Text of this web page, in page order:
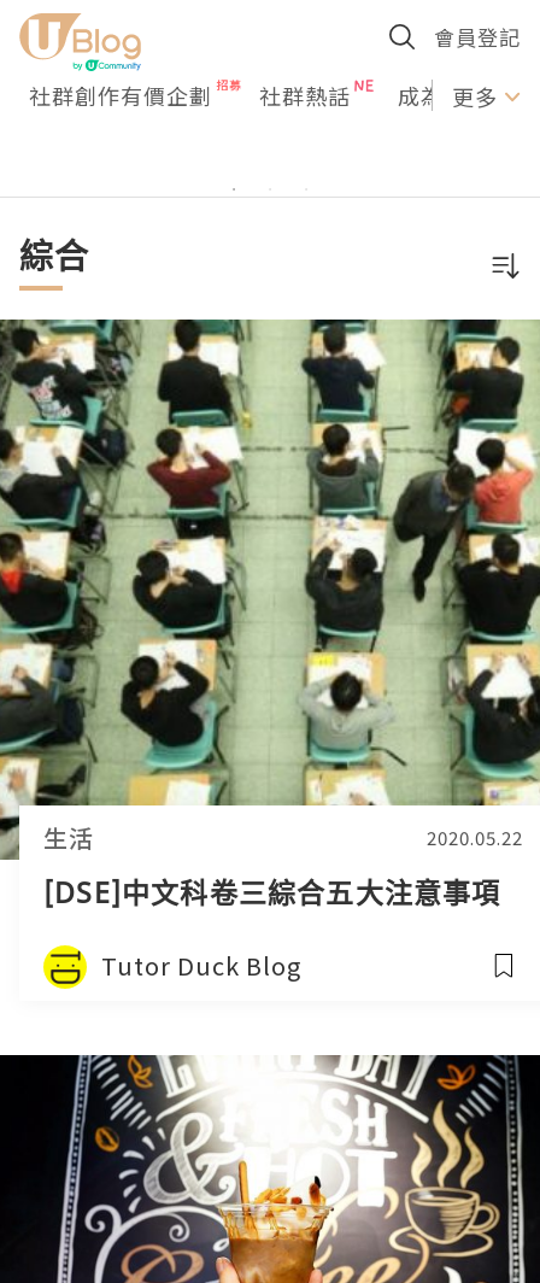
會員登記
社群創作有價企劃 社群熱話 成為U更多
綜合
生活 2020.05.22
[DSE]中文科卷三綜合五大注意事項
Tutor Duck Blog